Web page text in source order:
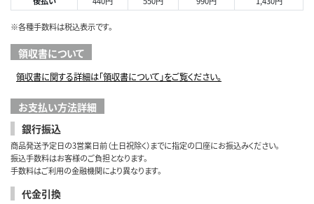
※各種手数料は税込表示です。
領収書について
領収書に関する詳細は「領収書について」をご覧ください。
お支払い方法詳細
銀行振込
商品発送予定日の3営業日前（土日祝除く）までに指定の口座にお振込みください。
振込手数料はお客様のご負担となります。
手数料はご利用の金融機関により異なります。
代金引換